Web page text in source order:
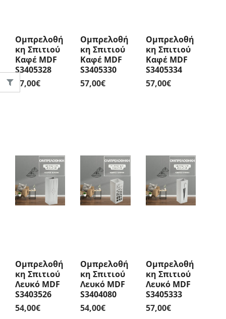
Ομπρελοθή
Κη Σπιτιού
Καφέ MDF
S3405328
57,00€
Ομπρελοθή
Κη Σπιτιού
Καφέ MDF
S3405330
57,00€
Ομπρελοθή
Κη Σπιτιού
Καφέ MDF
S3405334
57,00€
Ομπρελοθή
Κη Σπιτιού
Λευκό MDF
S3403526
54,00€
Ομπρελοθή
Κη Σπιτιού
Λευκό MDF
S3404080
54,00€
Ομπρελοθή
Κη Σπιτιού
Λευκό MDF
S3405333
57,00€